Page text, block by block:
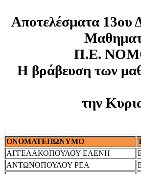
Αποτελέσματα 13ου
Π.Ε.
Η βράβευση των
την
ΟΝΟΜΑΤΕΠΩΝΥΜΟ
ΑΓΓΕΛΑΚΟΠΟΥΛΟΥ ΕΛΕΝΗ
ΑΝΤΩΝΟΠΟΥΛΟΥ ΡΕΑ